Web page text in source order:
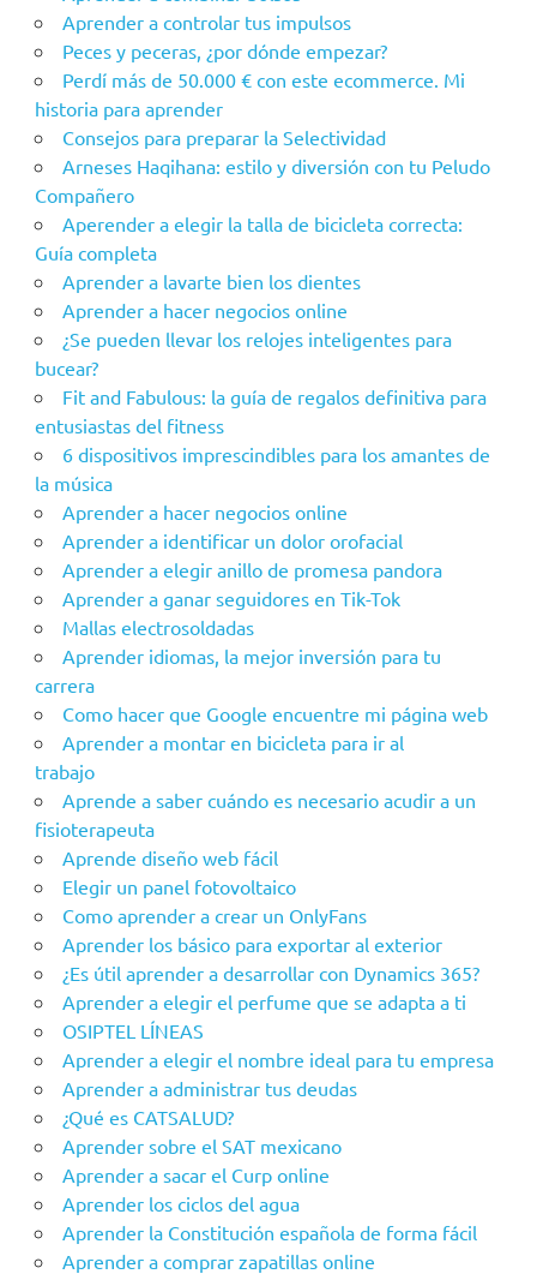
Aprender a controlar tus impulsos
Peces y peceras, ¿por dónde empezar?
Perdí más de 50.000 € con este ecommerce. Mi
historia para aprender
Consejos para preparar la Selectividad
Arneses Haqihana: estilo y diversión con tu Peludo
Compañero
Aperender a elegir la talla de bicicleta correcta:
Guía completa
Aprender a lavarte bien los dientes
Aprender a hacer negocios online
¿Se pueden llevar los relojes inteligentes para
bucear?
Fit and Fabulous: la guía de regalos definitiva para
entusiastas del fitness
6 dispositivos imprescindibles para los amantes de
la música
Aprender a hacer negocios online
Aprender a identificar un dolor orofacial
Aprender a elegir anillo de promesa pandora
Aprender a ganar seguidores en Tik-Tok
Mallas electrosoldadas
Aprender idiomas, la mejor inversión para tu
carrera
Como hacer que Google encuentre mi página web
Aprender a montar en bicicleta para ir al
trabajo
Aprende a saber cuándo es necesario acudir a un
fisioterapeuta
Aprende diseño web fácil
Elegir un panel fotovoltaico
Como aprender a crear un OnlyFans
Aprender los básico para exportar al exterior
¿Es útil aprender a desarrollar con Dynamics 365?
Aprender a elegir el perfume que se adapta a ti
OSIPTEL LÍNEAS
Aprender a elegir el nombre ideal para tu empresa
Aprender a administrar tus deudas
¿Qué es CATSALUD?
Aprender sobre el SAT mexicano
Aprender a sacar el Curp online
Aprender los ciclos del agua
Aprender la Constitución española de forma fácil
Aprender a comprar zapatillas online